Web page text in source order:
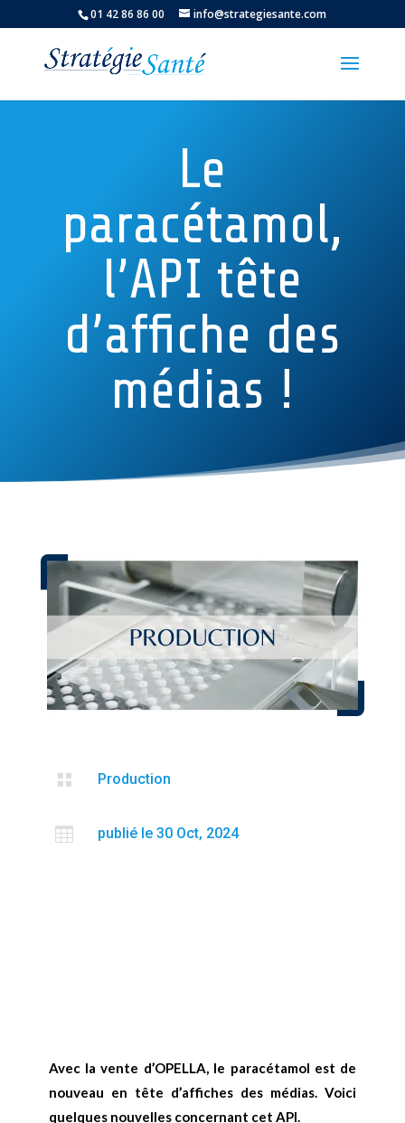
01 42 86 86 00 info@strategiesante.com
Le
paracétamol,
l’API tête
d’affiche des
médias !
 Production
 publié le 30 Oct, 2024
Avec la vente d’OPELLA, le paracétamol est de
nouveau en tête d’affiches des médias. Voici
quelques nouvelles concernant cet API.